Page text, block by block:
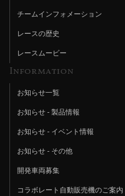
チームインフォメーション
レースの歴史
レースムービー
Information
お知らせ一覧
お知らせ - 製品情報
お知らせ - イベント情報
お知らせ - その他
開発車両募集
コラボレート自動販売機のご案内